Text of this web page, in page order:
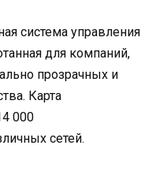
система управления
для компаний,
прозрачных и
Карта
000
сетей.